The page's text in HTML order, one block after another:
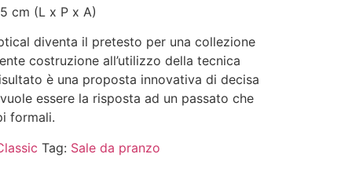
cm (L x P x A)
diventa il pretesto per una collezione
costruzione all’utilizzo della tecnica
è una proposta innovativa di decisa
essere la risposta ad un passato che
formali.
Tag: Sale da pranzo